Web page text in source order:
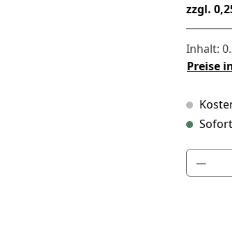
zzgl.
Inhalt:
Preise
Produkt